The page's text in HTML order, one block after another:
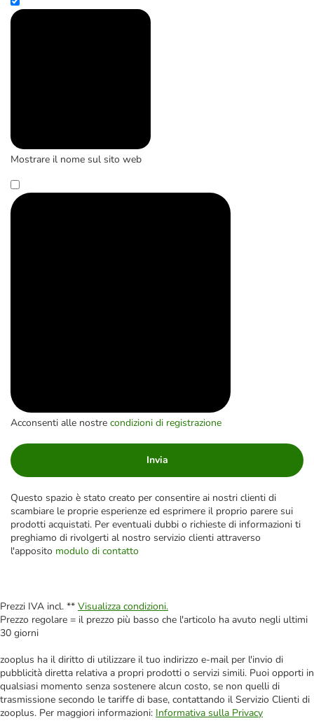
Mostrare il nome sul sito web
Acconsenti alle nostre condizioni di registrazione
Invia
Questo spazio è stato creato per consentire ai nostri clienti di
scambiare le proprie esperienze ed esprimere il proprio parere sui
prodotti acquistati. Per eventuali dubbi o richieste di informazioni ti
preghiamo di rivolgerti al nostro servizio clienti attraverso
l'apposito modulo di contatto
Prezzi IVA incl. ** Visualizza condizioni.
Prezzo regolare = il prezzo più basso che l'articolo ha avuto negli ultimi
30 giorni
zooplus ha il diritto di utilizzare il tuo indirizzo e-mail per l'invio di
pubblicità diretta relativa a propri prodotti o servizi simili. Puoi opporti in
qualsiasi momento senza sostenere alcun costo, se non quelli di
trasmissione secondo le tariffe di base, contattando il Servizio Clienti di
zooplus. Per maggiori informazioni: Informativa sulla Privacy